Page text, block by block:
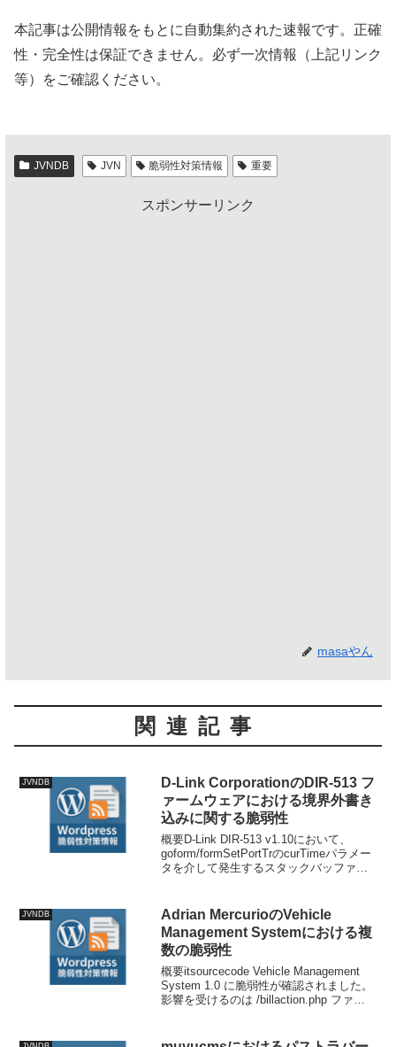
本記事は公開情報をもとに自動集約された速報です。正確
性・完全性は保証できません。必ず一次情報（上記リンク
等）をご確認ください。
JVNDB JVN 脆弱性対策情報 重要
スポンサーリンク
masaやん
関連記事
JVNDB
D-Link CorporationのDIR-513 フ
ァームウェアにおける境界外書き
込みに関する脆弱性
概要D-Link DIR-513 v1.10において、
goform/formSetPortTrのcurTimeパラメー
タを介して発生するスタックバッファオ
JVNDB
Adrian MercurioのVehicle
Management Systemにおける複
数の脆弱性
概要itsourcecode Vehicle Management
System 1.0 に脆弱性が確認されました。
影響を受けるのは /billaction.php ファイ